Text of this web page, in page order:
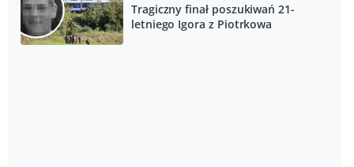
Tragiczny finał poszukiwań 21-
letniego Igora z Piotrkowa